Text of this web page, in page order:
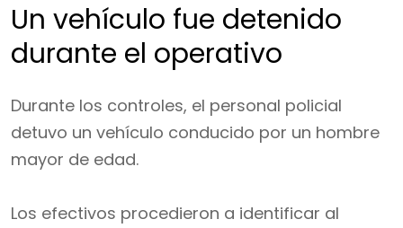
Un vehículo fue detenido
durante el operativo
Durante los controles, el personal policial
detuvo un vehículo conducido por un hombre
mayor de edad.
Los efectivos procedieron a identificar al